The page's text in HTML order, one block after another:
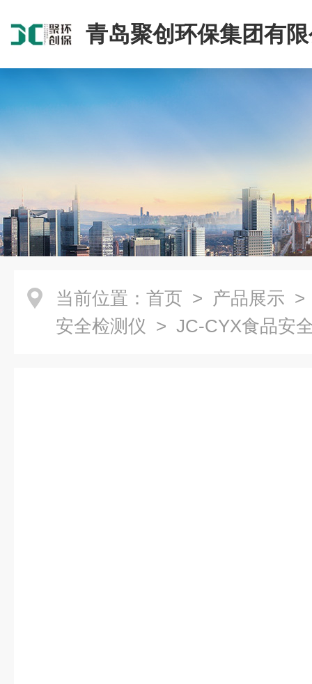
青岛聚创环保集团有
当前位置： 首页 > 产品展示
安全检测仪 > JC-CYX食品安